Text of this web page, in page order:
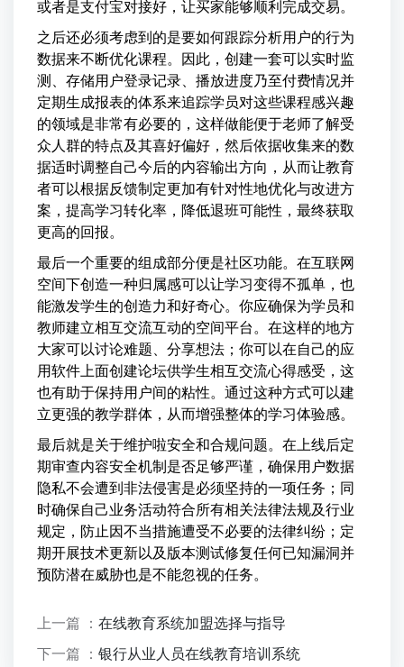
或者是支付宝对接好，让买家能够顺利完成交易。
之后还必须考虑到的是要如何跟踪分析用户的行为
数据来不断优化课程。因此，创建一套可以实时监
测、存储用户登录记录、播放进度乃至付费情况并
定期生成报表的体系来追踪学员对这些课程感兴趣
的领域是非常有必要的，这样做能便于老师了解受
众人群的特点及其喜好偏好，然后依据收集来的数
据适时调整自己今后的内容输出方向，从而让教育
者可以根据反馈制定更加有针对性地优化与改进方
案，提高学习转化率，降低退班可能性，最终获取
更高的回报。
最后一个重要的组成部分便是社区功能。在互联网
空间下创造一种归属感可以让学习变得不孤单，也
能激发学生的创造力和好奇心。你应确保为学员和
教师建立相互交流互动的空间平台。在这样的地方
大家可以讨论难题、分享想法；你可以在自己的应
用软件上面创建论坛供学生相互交流心得感受，这
也有助于保持用户间的粘性。通过这种方式可以建
立更强的教学群体，从而增强整体的学习体验感。
最后就是关于维护啦安全和合规问题。在上线后定
期审查内容安全机制是否足够严谨，确保用户数据
隐私不会遭到非法侵害是必须坚持的一项任务；同
时确保自己业务活动符合所有相关法律法规及行业
规定，防止因不当措施遭受不必要的法律纠纷；定
期开展技术更新以及版本测试修复任何已知漏洞并
预防潜在威胁也是不能忽视的任务。
上一篇 ： 在线教育系统加盟选择与指导
下一篇 ： 银行从业人员在线教育培训系统